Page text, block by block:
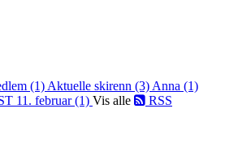
(1) Aktuelle skirenn (3) Anna (1)
11. februar (1) Vis alle RSS